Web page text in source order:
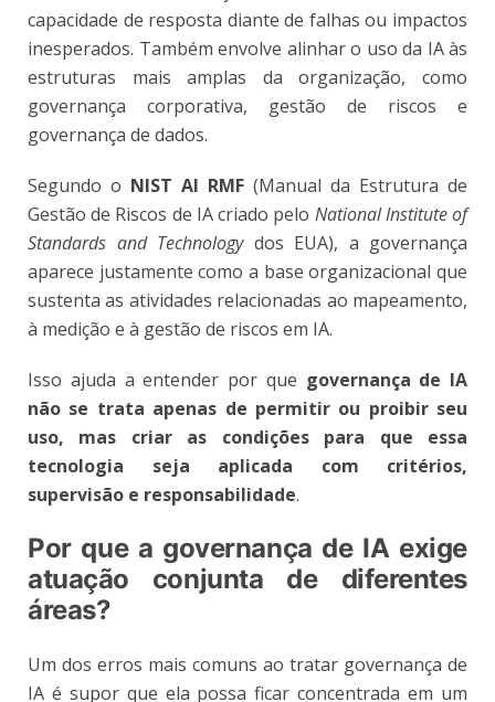
capacidade de resposta diante de falhas ou impactos
inesperados. Também envolve alinhar o uso da IA às
estruturas mais amplas da organização, como
governança corporativa, gestão de riscos e
governança de dados.
Segundo o NIST AI RMF (Manual da Estrutura de
Gestão de Riscos de IA criado pelo National Institute of
Standards and Technologydos EUA), a governança
aparece justamente como a base organizacional que
sustenta as atividades relacionadas ao mapeamento,
à medição e à gestão de riscos em IA.
Isso ajuda a entender por que governança de IA
não se trata apenas de permitir ou proibir seu
uso, mas criar as condições para que essa
tecnologia seja aplicada com critérios,
supervisão e responsabilidade.
Por que a governança de IA exige
atuação conjunta de diferentes
áreas?
Um dos erros mais comuns ao tratar governança de
IA é supor que ela possa ficar concentrada em um